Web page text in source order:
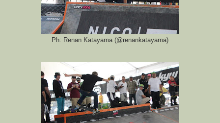
Ph: Renan Katayama (@renankatayama)